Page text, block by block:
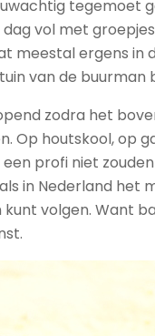
tegemoet
vol met
meestal ergens in
van de
zodra het
Op houtskool, op
profi niet
in Nederland het
volgen. Want